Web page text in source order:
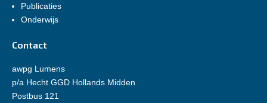
Publicaties
Onderwijs
Contact
awpg Lumens
p/a Hecht GGD Hollands Midden
Postbus 121